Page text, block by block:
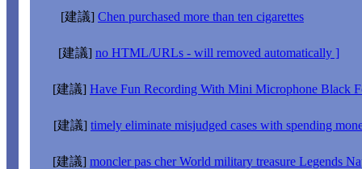
[建議] Chen purchased more than ten cigarettes
[建議] no HTML/URLs - will removed automatically ]
[建議] Have Fun Recording With Mini Microphone Black
[建議] timely eliminate misjudged cases with spending
[建議] moncler pas cher World military treasure Legends